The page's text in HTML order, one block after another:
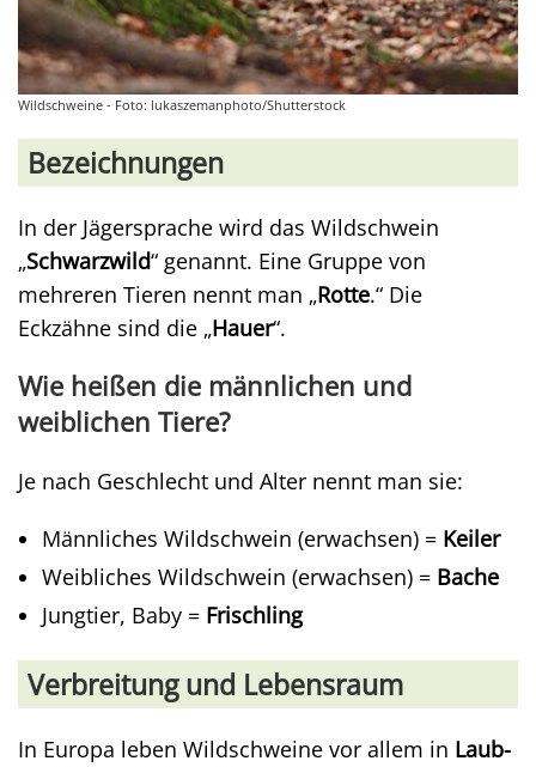
Wildschweine - Foto: lukaszemanphoto/Shutterstock
Bezeichnungen
In der Jägersprache wird das Wildschwein
„Schwarzwild“ genannt. Eine Gruppe von
mehreren Tieren nennt man „Rotte.“ Die
Eckzähne sind die „Hauer“.
Wie heißen die männlichen und
weiblichen Tiere?
Je nach Geschlecht und Alter nennt man sie:
Männliches Wildschwein (erwachsen) = Keiler
Weibliches Wildschwein (erwachsen) = Bache
Jungtier, Baby = Frischling
Verbreitung und Lebensraum
In Europa leben Wildschweine vor allem in Laub-